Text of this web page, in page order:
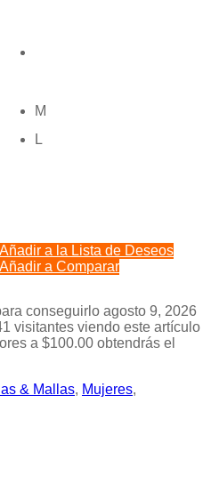
M
L
Añadir a la Lista de Deseos
Añadir a Comparar
conseguirlo agosto 9, 2026
visitantes viendo este artículo
a $100.00 obtendrás el
& Mallas, Mujeres,